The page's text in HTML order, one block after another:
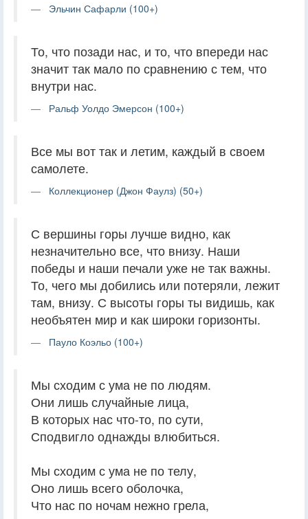
Эльчин Сафарли (100+)
То, что позади нас, и то, что впереди нас
значит так мало по сравнению с тем, что
внутри нас.
Ральф Уолдо Эмерсон (100+)
Все мы вот так и летим, каждый в своем
самолете.
Коллекционер (Джон Фаулз) (50+)
С вершины горы лучше видно, как
незначительно все, что внизу. Наши
победы и наши печали уже не так важны.
То, чего мы добились или потеряли, лежит
там, внизу. С высоты горы ты видишь, как
необъятен мир и как широки горизонты.
Пауло Коэльо (100+)
Мы сходим с ума не по людям.
Они лишь случайные лица,
В которых нас что-то, по сути,
Сподвигло однажды влюбиться.
Мы сходим с ума не по телу,
Оно лишь всего оболочка,
Что нас по ночам нежно грела,